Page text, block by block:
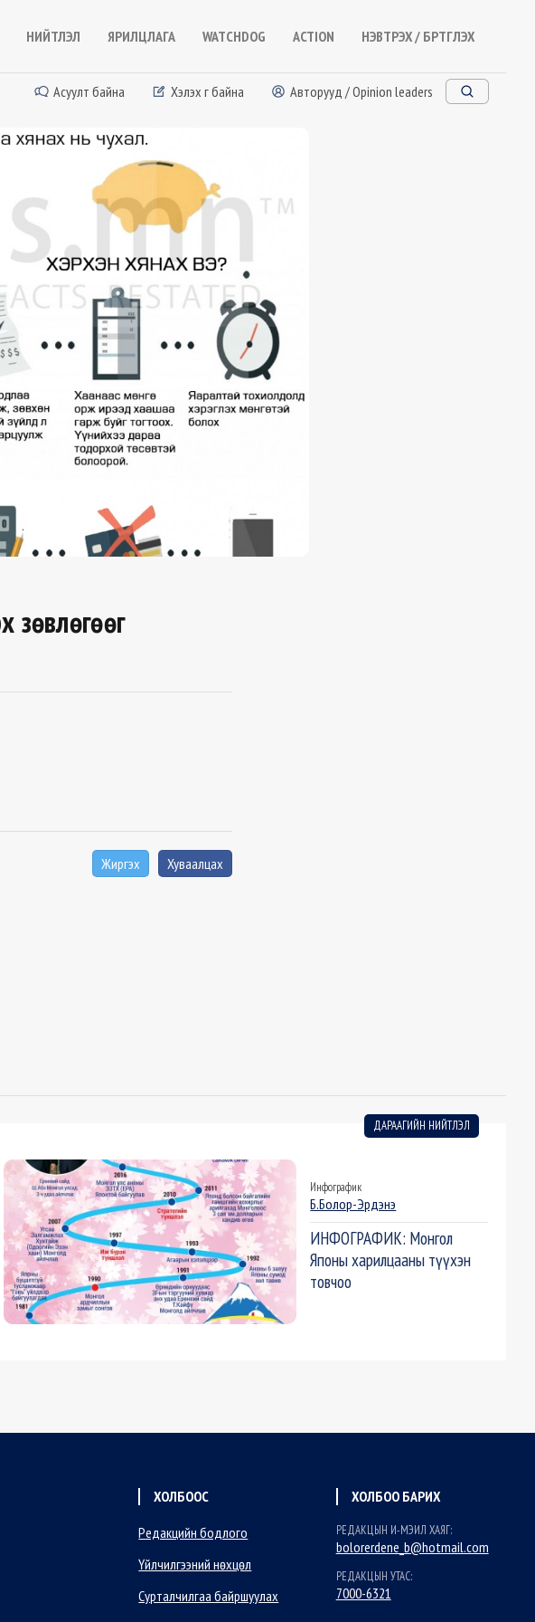
НИЙТЛЭЛ ЯРИЛЦЛАГА WATCHDOG ACTION НЭВТРЭХ / БҮРТГҮҮЛЭХ
Асуулт байна Хэлэх үг байна Авторууд / Opinion leaders
зөвлөгөөг
Жиргэх Хуваалцах
ДАРААГИЙН НИЙТЛЭЛ
Инфографик
Б.Болор-Эрдэнэ
ИНФОГРАФИК: Монгол
Японы харилцааны түүхэн
товчоо
ХОЛБООС
Редакцийн бодлого
Үйлчилгээний нөхцөл
Сурталчилгаа байршуулах
ХОЛБОО БАРИХ
РЕДАКЦЫН И-МЭИЛ ХАЯГ:
bolorerdene_b@hotmail.com
РЕДАКЦЫН УТАС:
7000-6321